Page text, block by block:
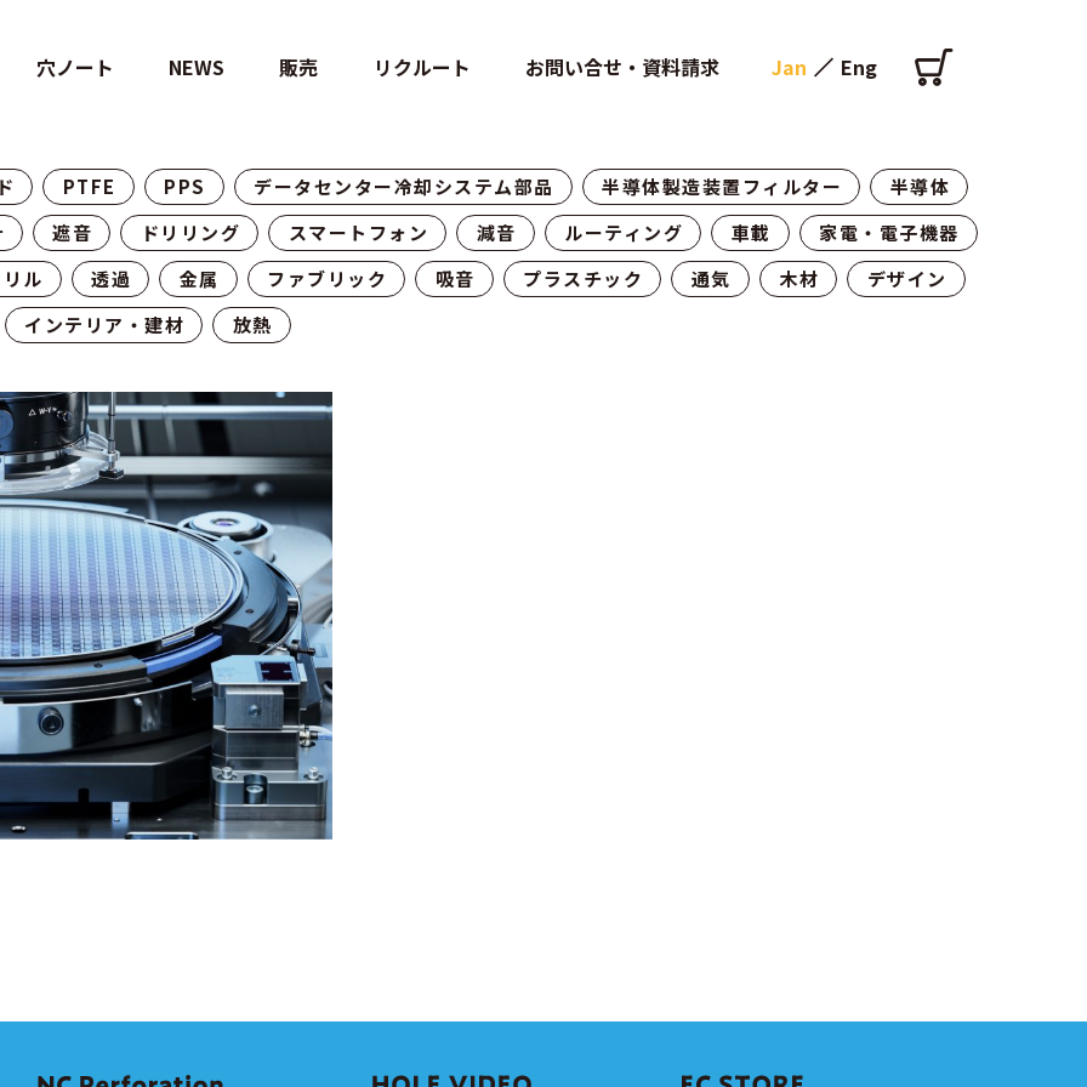
穴ノート NEWS 販売 リクルート お問い合せ・資料請求 Jan Eng
PTFE PPS データセンター冷却システム部品 半導体製造装置フィルター
半導体
遮音 ドリリング スマートフォン 減音 ルーティング 車載
家電・電子機器
ル 透過 金属 ファブリック 吸音 プラスチック 通気 木材
デザイン
インテリア・建材 放熱